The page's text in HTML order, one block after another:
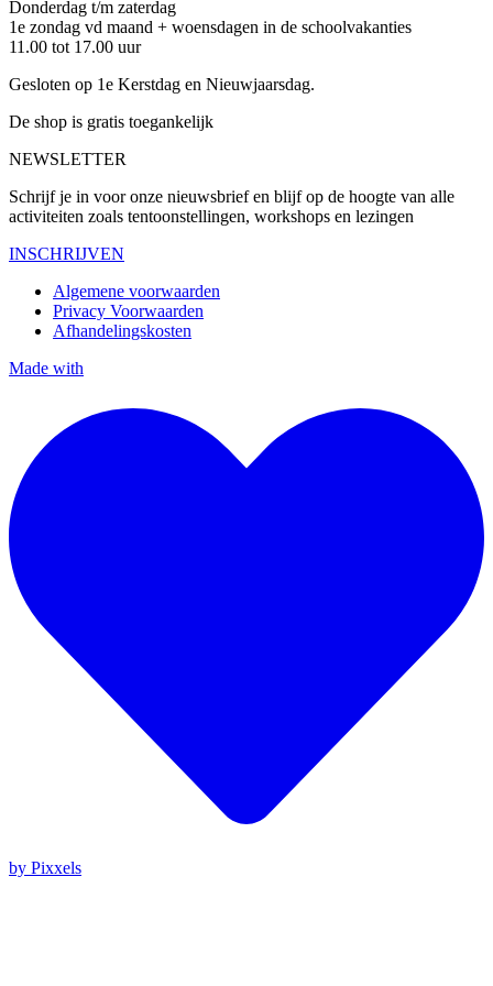
Donderdag t/m zaterdag
1e zondag vd maand + woensdagen in de schoolvakanties
11.00 tot 17.00 uur
Gesloten op 1e Kerstdag en Nieuwjaarsdag.
De shop is gratis toegankelijk
NEWSLETTER
Schrijf je in voor onze nieuwsbrief en blijf op de hoogte van alle
activiteiten zoals tentoonstellingen, workshops en lezingen
INSCHRIJVEN
Algemene voorwaarden
Privacy Voorwaarden
Afhandelingskosten
Made with
by Pixxels